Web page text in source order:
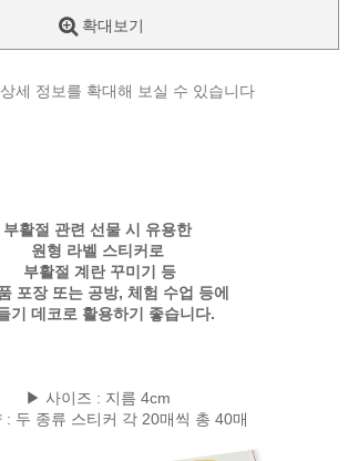
확대보기
상세 정보를 확대해 보실 수 있습니다
부활절 관련 선물 시 유용한
원형 라벨 스티커로
부활절 계란 꾸미기 등
포장 또는 공방, 체험 수업 등에
기 데코로 활용하기 좋습니다.
▶ 사이즈 : 지름 4cm
두 종류 스티커 각 20매씩 총 40매